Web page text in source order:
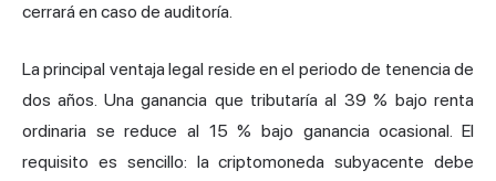
cerrará en caso de auditoría.
La principal ventaja legal reside en el periodo de tenencia de
dos años. Una ganancia que tributaría al 39 % bajo renta
ordinaria se reduce al 15 % bajo ganancia ocasional. El
requisito es sencillo: la criptomoneda subyacente debe